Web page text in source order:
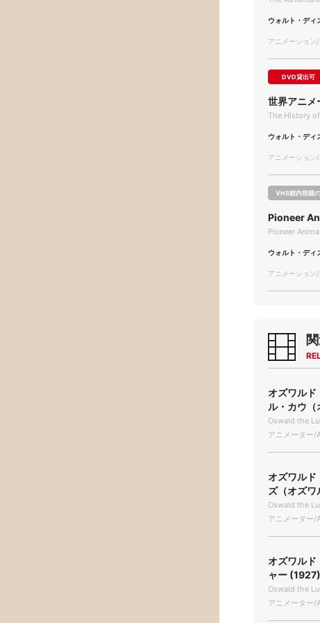
ウォルト・ディ
アニメーショ
DVD貸出可
世界アニ
The History
ウォルト・ディ
アニメーショ
VHS館内視聴
Pioneer
Pioneer
ウォルト・ディ
アニメーショ
オズワルド
ル・カウ
Oswald the
アニメーター/
オズワルド
ズ（オズ
Oswald the
アニメーター/
オズワルド
ャー (1927)
Oswald the
アニメーター/